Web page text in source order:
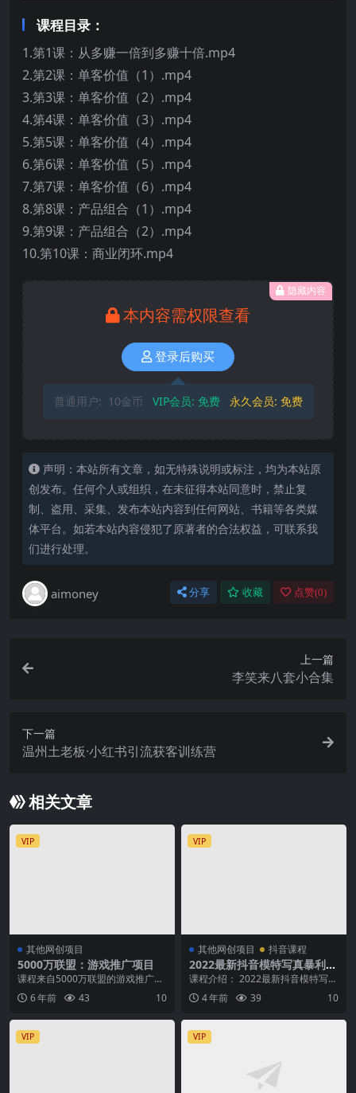
课程目录：
1.第1课：从多赚一倍到多赚十倍.mp4
2.第2课：单客价值（1）.mp4
3.第3课：单客价值（2）.mp4
4.第4课：单客价值（3）.mp4
5.第5课：单客价值（4）.mp4
6.第6课：单客价值（5）.mp4
7.第7课：单客价值（6）.mp4
8.第8课：产品组合（1）.mp4
9.第9课：产品组合（2）.mp4
10.第10课：商业闭环.mp4
隐藏内容
本内容需权限查看
登录后购买
普通用户: 10金币 VIP会员: 免费 永久会员: 免费
声明：本站所有文章，如无特殊说明或标注，均为本站原
创发布。任何个人或组织，在未征得本站同意时，禁止复
制、盗用、采集、发布本站内容到任何网站、书籍等各类媒
体平台。如若本站内容侵犯了原著者的合法权益，可联系我
们进行处理。
aimoney 分享 收藏 点赞(0)
上一篇
李笑来八套小合集
下一篇
温州土老板·小红书引流获客训练营
相关文章
VIP
其他网创项目
5000万联盟：游戏推广项目
课程来自5000万联盟的游戏推广项
目，项目主要帮手游厂推广手游。
在互网联‬上，游...
6 年前 43 10
VIP
其他网创项目 抖音课程
2022最新抖音模特写真暴利掘
金项目，价值398元
课程介绍： 2022最新抖音模特写真
暴利掘金项目，价值398元。创业
项目0风险，...
4 年前 39 10
VIP VIP